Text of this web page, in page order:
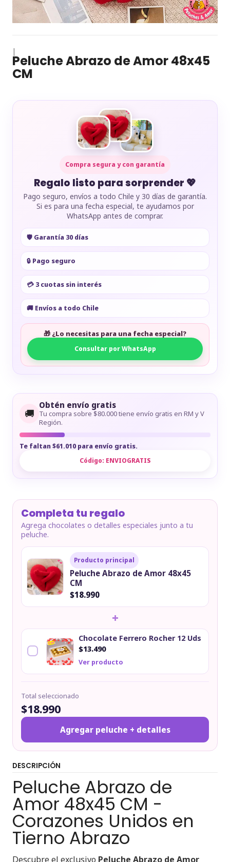
|
Peluche Abrazo de Amor 48x45
CM
Compra segura y con garantía
Regalo listo para sorprender 💖
Pago seguro, envíos a todo Chile y 30 días de garantía.
Si es para una fecha especial, te ayudamos por
WhatsApp antes de comprar.
🛡️ Garantía 30 días
🔒 Pago seguro
💳 3 cuotas sin interés
🚚 Envíos a todo Chile
🎁 ¿Lo necesitas para una fecha especial?
Consultar por WhatsApp
🚚
Obtén envío gratis
Tu compra sobre $80.000 tiene envío gratis en RM y V
Región.
Te faltan $61.010 para envío gratis.
Código: ENVIOGRATIS
Completa tu regalo
Agrega chocolates o detalles especiales junto a tu
peluche.
Producto principal
Peluche Abrazo de Amor 48x45
CM
$18.990
+
Chocolate Ferrero Rocher 12 Uds
$13.490
Ver producto
Total seleccionado
$18.990
Agregar peluche + detalles
DESCRIPCIÓN
Peluche Abrazo de
Amor 48x45 CM -
Corazones Unidos en
Tierno Abrazo
Descubre el exclusivo Peluche Abrazo de Amor